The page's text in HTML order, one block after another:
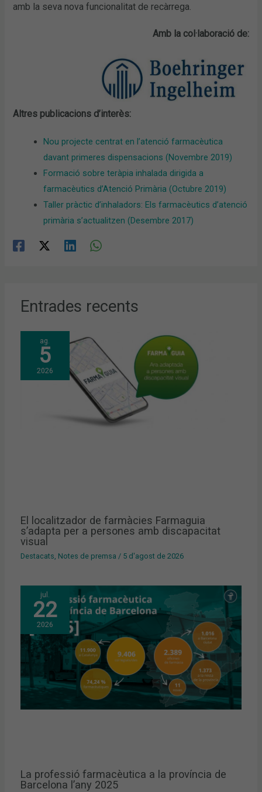
amb la seva nova funcionalitat de recàrrega.
Amb la col·laboració de:
Altres publicacions d’interès:
Nou projecte centrat en l’atenció farmacèutica
davant primeres dispensacions (Novembre 2019)
Formació sobre teràpia inhalada dirigida a
farmacèutics d’Atenció Primària (Octubre 2019)
Taller pràctic d’inhaladors: Els farmacèutics d’atenció
primària s’actualitzen (Desembre 2017)
Entrades recents
ag.
5
2026
El localitzador de farmàcies Farmaguia
s’adapta per a persones amb discapacitat
visual
Destacats, Notes de premsa / 5 d'agost de 2026
jul.
22
2026
La professió farmacèutica a la província de
Barcelona l’any 2025